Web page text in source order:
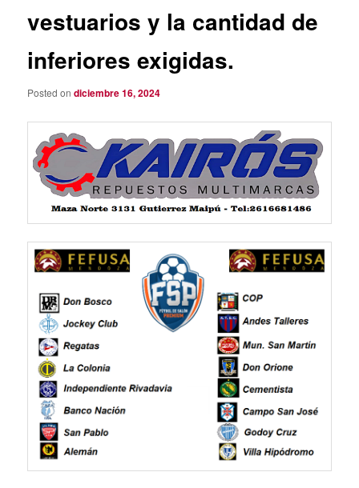
vestuarios y la cantidad de
inferiores exigidas.
Posted ondiciembre 16, 2024